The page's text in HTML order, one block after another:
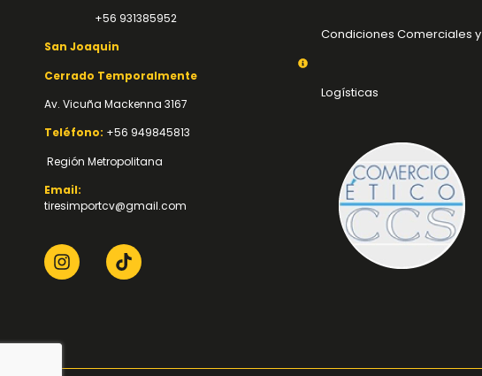
+56 931385952
San Joaquin
Cerrado Temporalmente
Av. Vicuña Mackenna 3167
Teléfono: +56 949845813
Región Metropolitana
Email:
tiresimportcv@gmail.com
Condiciones Comerciales y
Logísticas